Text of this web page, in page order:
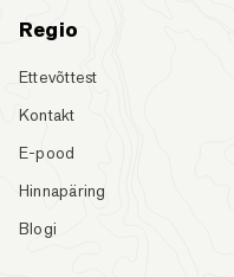
Regio
Ettevõttest
Kontakt
E-pood
Hinnapäring
Blogi